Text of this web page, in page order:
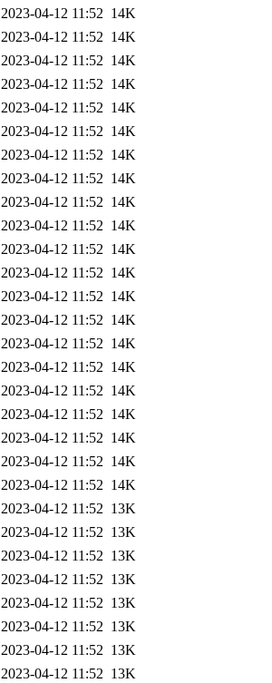
2023-04-12 11:52 14K
2023-04-12 11:52 14K
2023-04-12 11:52 14K
2023-04-12 11:52 14K
2023-04-12 11:52 14K
2023-04-12 11:52 14K
2023-04-12 11:52 14K
2023-04-12 11:52 14K
2023-04-12 11:52 14K
2023-04-12 11:52 14K
2023-04-12 11:52 14K
2023-04-12 11:52 14K
2023-04-12 11:52 14K
2023-04-12 11:52 14K
2023-04-12 11:52 14K
2023-04-12 11:52 14K
2023-04-12 11:52 14K
2023-04-12 11:52 14K
2023-04-12 11:52 14K
2023-04-12 11:52 14K
2023-04-12 11:52 14K
2023-04-12 11:52 13K
2023-04-12 11:52 13K
2023-04-12 11:52 13K
2023-04-12 11:52 13K
2023-04-12 11:52 13K
2023-04-12 11:52 13K
2023-04-12 11:52 13K
2023-04-12 11:52 13K